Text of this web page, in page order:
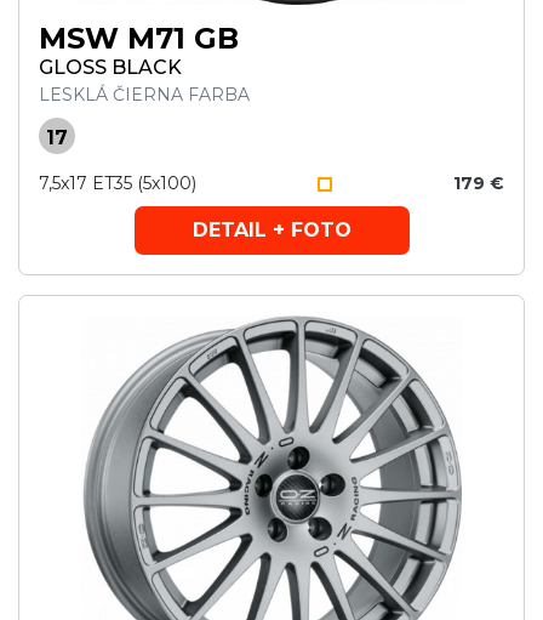
MSW M71 GB
GLOSS BLACK
LESKLÁ ČIERNA FARBA
17
7,5x17 ET35 (5x100) 179 €
DETAIL + FOTO